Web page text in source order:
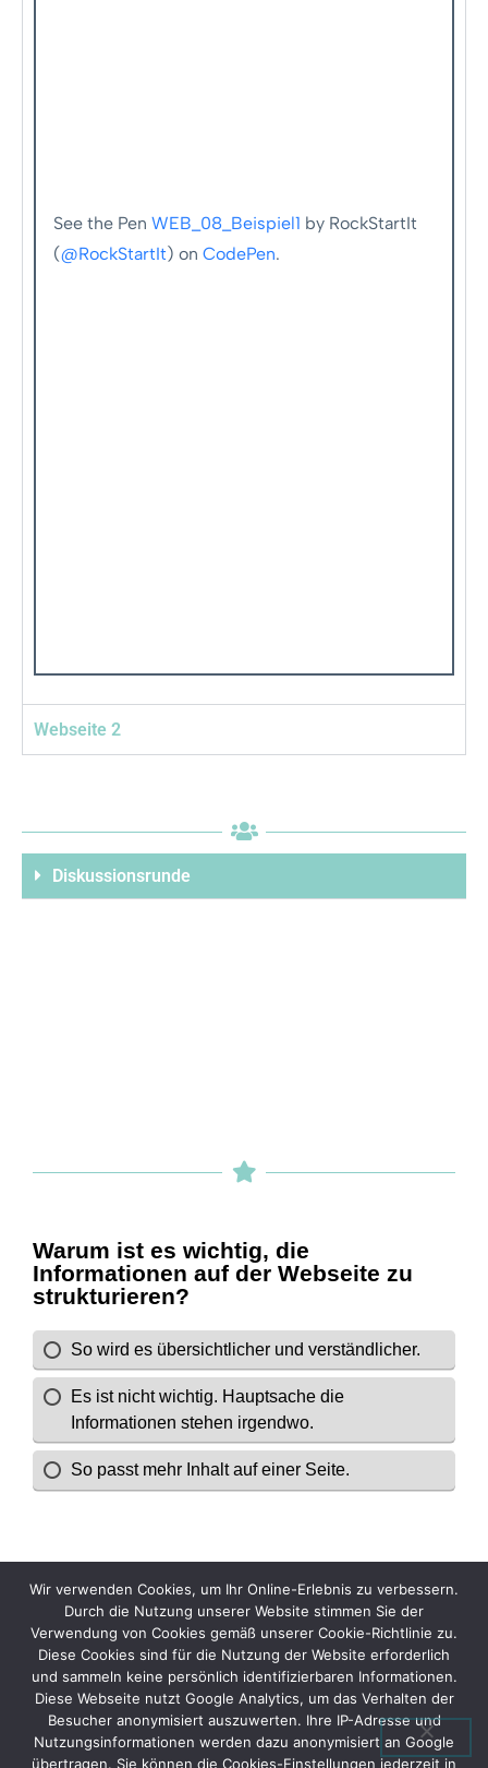
See the Pen WEB_08_Beispiel1 by RockStartIt
(@RockStartIt) on CodePen.
Webseite 2
Diskussionsrunde
Wir verwenden Cookies, um Ihr Online-Erlebnis zu verbessern.
Durch die Nutzung unserer Website stimmen Sie der
Verwendung von Cookies gemäß unserer Cookie-Richtlinie zu.
Diese Cookies sind für die Nutzung der Website erforderlich
und sammeln keine persönlich identifizierbaren Informationen.
Diese Webseite nutzt Google Analytics, um das Verhalten der
Besucher anonymisiert auszuwerten. Ihre IP-Adresse und
Nutzungsinformationen werden dazu anonymisiert an Google
übertragen. Sie können die Cookies-Einstellungen jederzeit in